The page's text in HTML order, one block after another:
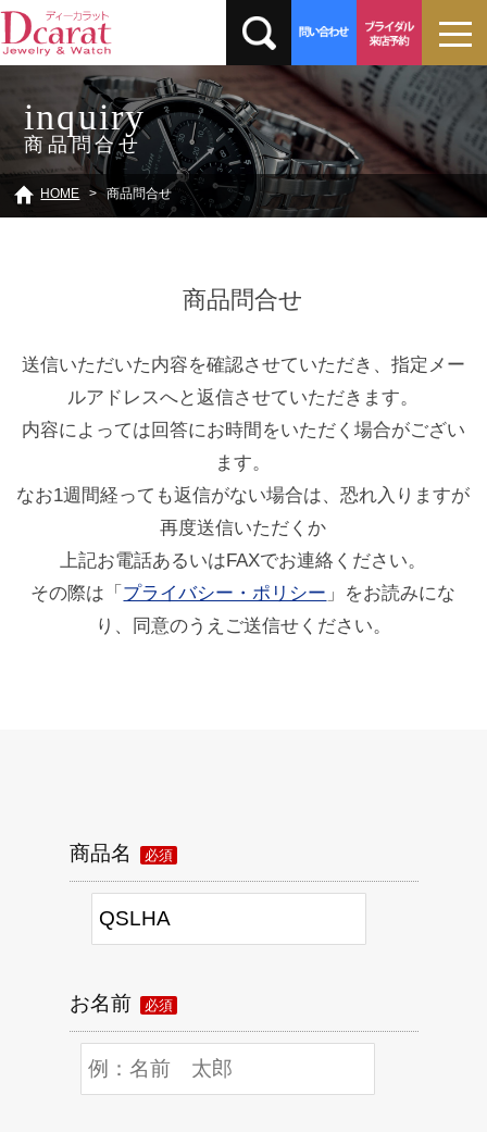
inquiry
商品問合せ
HOME 商品問合せ
商品問合せ
送信いただいた内容を確認させていただき、指定メー
ルアドレスへと返信させていただきます。
内容によっては回答にお時間をいただく場合がござい
ます。
なお1週間経っても返信がない場合は、恐れ入りますが
再度送信いただくか
上記お電話あるいはFAXでお連絡ください。
その際は「 プライバシー・ポリシー 」をお読みにな
り、同意のうえご送信せください。
商品名 必須
お名前 必須